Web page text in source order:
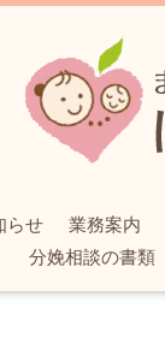
らせ 業務案内
分娩相談の書類